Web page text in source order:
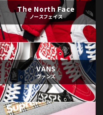
The North Face
ノースフェイス
VANS
ヴァンズ